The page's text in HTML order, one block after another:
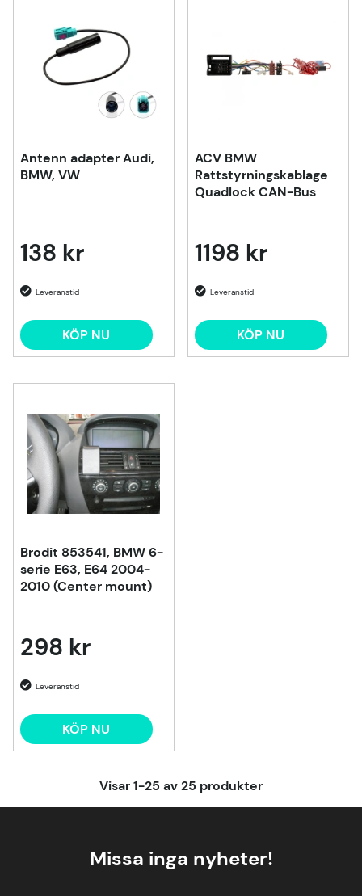
Antenn adapter Audi,
BMW, VW
138 kr
KÖP NU
ACV BMW
Rattstyrningskablage
Quadlock CAN-Bus
1198 kr
KÖP NU
Brodit 853541, BMW 6-
serie E63, E64 2004-
2010 (Center mount)
298 kr
KÖP NU
Visar1-25 av25 produkter
Missa inga nyheter!